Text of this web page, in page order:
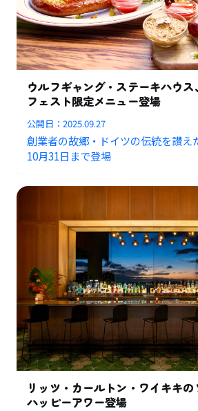
ウルフギャング・ステーキハウ
フェスト限定メニュー登場
公開日：2025.09.27
創業者の故郷・ドイツの伝統を讃え
10月31日まで登場
リッツ・カールトン・ワイキキ
ハッピーアワー登場